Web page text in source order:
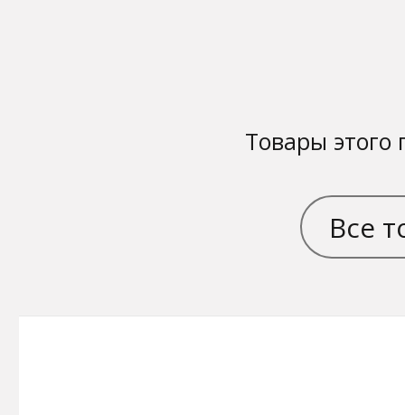
Товары этого
Все